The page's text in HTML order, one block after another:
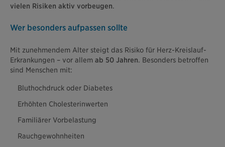
vielen Risiken aktiv vorbeugen.
Wer besonders aufpassen sollte
Mit zunehmendem Alter steigt das Risiko für Herz-Kreislauf-
Erkrankungen – vor allem ab 50 Jahren. Besonders betroffen
sind Menschen mit:
Bluthochdruck oder Diabetes
Erhöhten Cholesterinwerten
Familiärer Vorbelastung
Rauchgewohnheiten